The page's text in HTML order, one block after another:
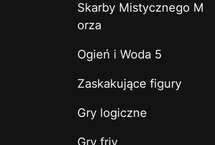
Skarby Mistycznego M
orza
Ogień i Woda 5
Zaskakujące figury
Gry logiczne
Gry friv